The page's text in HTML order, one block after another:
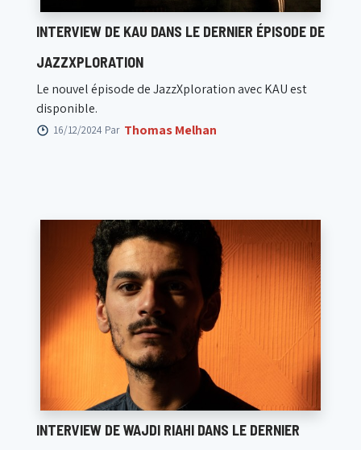
INTERVIEW DE KAU DANS LE DERNIER ÉPISODE DE
JAZZXPLORATION
Le nouvel épisode de JazzXploration avec KAU est
disponible.
16/12/2024 Par Thomas Melhan
INTERVIEW DE WAJDI RIAHI DANS LE DERNIER